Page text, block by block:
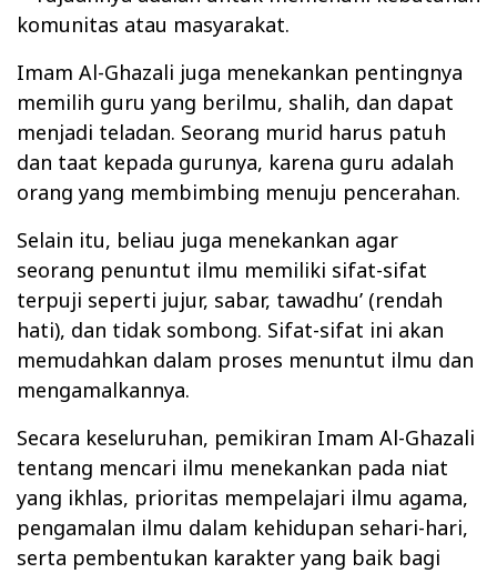
komunitas atau masyarakat.
Imam Al-Ghazali juga menekankan pentingnya
memilih guru yang berilmu, shalih, dan dapat
menjadi teladan. Seorang murid harus patuh
dan taat kepada gurunya, karena guru adalah
orang yang membimbing menuju pencerahan.
Selain itu, beliau juga menekankan agar
seorang penuntut ilmu memiliki sifat-sifat
terpuji seperti jujur, sabar, tawadhu’ (rendah
hati), dan tidak sombong. Sifat-sifat ini akan
memudahkan dalam proses menuntut ilmu dan
mengamalkannya.
Secara keseluruhan, pemikiran Imam Al-Ghazali
tentang mencari ilmu menekankan pada niat
yang ikhlas, prioritas mempelajari ilmu agama,
pengamalan ilmu dalam kehidupan sehari-hari,
serta pembentukan karakter yang baik bagi